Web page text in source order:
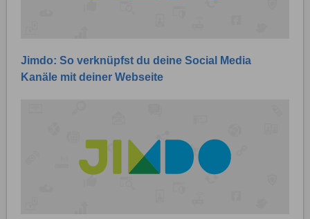
Jimdo: So verknüpfst du deine Social Media
Kanäle mit deiner Webseite